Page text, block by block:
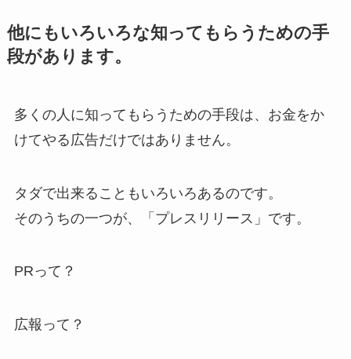
他にもいろいろな知ってもらうための手
段があります。
多くの人に知ってもらうための手段は、お金をか
けてやる広告だけではありません。
タダで出来ることもいろいろあるのです。
そのうちの一つが、「プレスリリース」です。
PRって？
広報って？